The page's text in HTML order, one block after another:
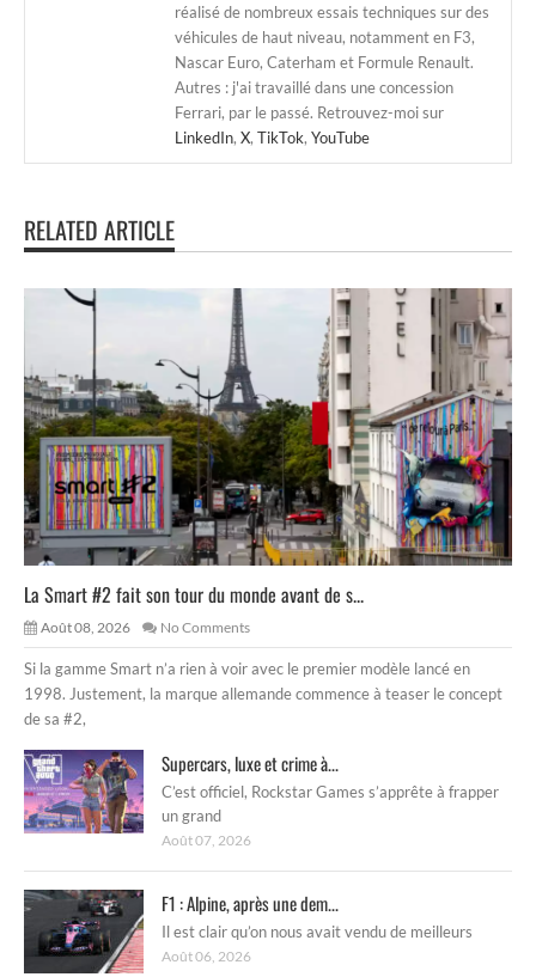
réalisé de nombreux essais techniques sur des
véhicules de haut niveau, notamment en F3,
Nascar Euro, Caterham et Formule Renault.
Autres : j'ai travaillé dans une concession
Ferrari, par le passé. Retrouvez-moi sur
LinkedIn, X, TikTok, YouTube
RELATED ARTICLE
La Smart #2 fait son tour du monde avant de s...
Août 08, 2026 No Comments
Si la gamme Smart n’a rien à voir avec le premier modèle lancé en
1998. Justement, la marque allemande commence à teaser le concept
de sa #2,
Supercars, luxe et crime à...
C’est officiel, Rockstar Games s’apprête à frapper
un grand
Août 07, 2026
F1 : Alpine, après une dem...
Il est clair qu’on nous avait vendu de meilleurs
Août 06, 2026